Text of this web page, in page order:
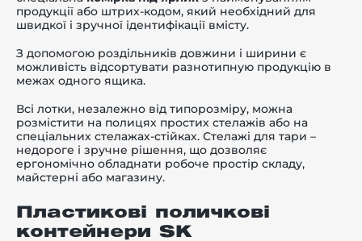
продукції або штрих-кодом, який необхідний для
швидкої і зручної ідентифікації вмісту.
З допомогою роздільників довжини і ширини є
можливість відсортувати разнотипную продукцію в
межах одного ящика.
Всі лотки, незалежно від типорозміру, можна
розмістити на полицях простих стелажів або на
спеціальних стелажах-стійках. Стелажі для тари –
недороге і зручне рішення, що дозволяє
ергономічно обладнати робоче простір складу,
майстерні або магазину.
Пластикові поличкові
контейнери SK